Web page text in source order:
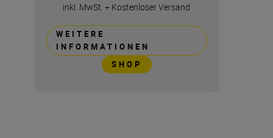
inkl. MwSt. + Kostenloser Versand
WEITERE
INFORMATIONEN
SHOP